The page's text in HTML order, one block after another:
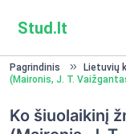
Stud.lt
Pagrindinis Lietuvių
(Maironis, J. T.
Ko šiuolaikinį